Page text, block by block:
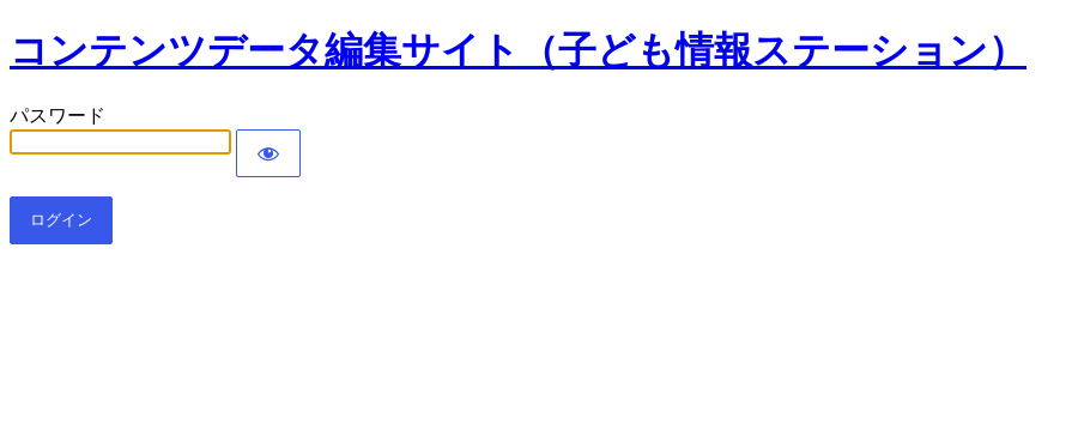
コンテンツデータ編集サイト（子ども情報ステーション）
パスワード